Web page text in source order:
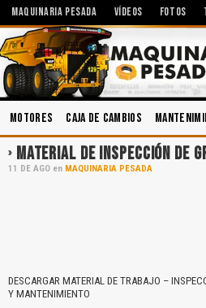
MAQUINARIA PESADA VÍDEOS FOTOS
Motores Caja de Cambios
MATERIAL DE INSPECCIÓN DE
11 DE AGO en MAQUINARIA PESADA
DESCARGAR MATERIAL DE TRABAJO –
Y MANTENIMIENTO